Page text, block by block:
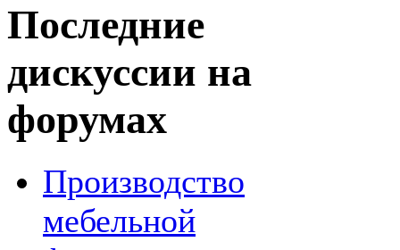
Последние
дискуссии на
форумах
Производство
мебельной